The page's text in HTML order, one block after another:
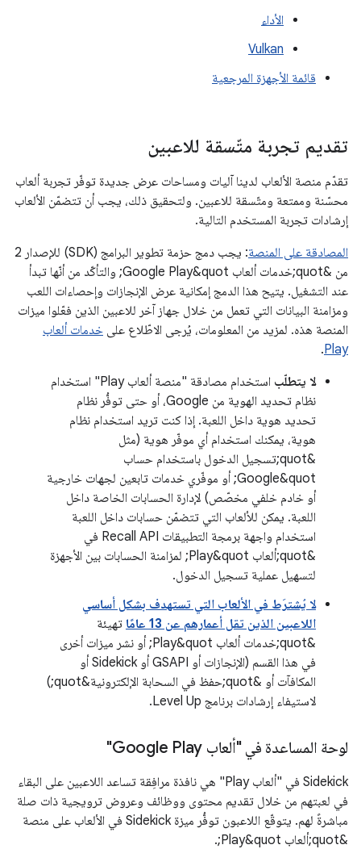
الأداء
Vulkan
قائمة الأجهزة المرجعية
تقديم تجربة متّسقة للاعبين
تقدّم منصة الألعاب لدينا آليات ومساحات عرض جديدة توفّر تجربة ألعاب
محسّنة وممتعة ومتّسقة للاعبين. ولتحقيق ذلك، يجب أن تتضمّن الألعاب
إرشادات تجربة المستخدم التالية.
المصادقة على المنصة
: يجب دمج حزمة تطوير البرامج (SDK) للإصدار 2
من &quot;خدمات ألعاب Google Play&quot; والتأكّد من أنّها تبدأ
عند التشغيل. يتيح هذا الدمج إمكانية عرض الإنجازات وإحصاءات اللعب
ومزامنة البيانات التي تعمل من خلال جهاز آخر للاعبين الذين فعّلوا ميزات
المنصة هذه. لمزيد من المعلومات، يُرجى الاطّلاع على خدمات ألعاب
Play
.
لا يتطلّب
استخدام مصادقة "منصة ألعاب Play" استخدام
نظام تحديد الهوية من Google، أو حتى توفُّر نظام
تحديد هوية داخل اللعبة. إذا كنت تريد استخدام نظام
هوية، يمكنك استخدام أي موفّر هوية (مثل
&quot;تسجيل الدخول باستخدام حساب
Google&quot; أو موفّري خدمات تابعين لجهات خارجية
أو خادم خلفي مخصّص) لإدارة الحسابات الخاصة داخل
اللعبة. يمكن للألعاب التي تتضمّن حسابات داخل اللعبة
استخدام واجهة برمجة التطبيقات Recall API في
&quot;ألعاب Play&quot; لمزامنة الحسابات بين الأجهزة
لتسهيل عملية تسجيل الدخول.
لا يُشترَط في الألعاب التي تستهدف بشكل أساسي
اللاعبين الذين تقل أعمارهم عن 13 عامًا
تهيئة
&quot;خدمات ألعاب Play&quot; أو نشر ميزات أخرى
في هذا القسم (الإنجازات أو GSAPI أو Sidekick أو
المكافآت أو &quot;حفظ في السحابة الإلكترونية&quot;)
لاستيفاء إرشادات برنامج Level Up.
لوحة المساعدة في "ألعاب Google Play"
‫Sidekick في "ألعاب Play" هي نافذة مرافِقة تساعد اللاعبين على البقاء
في لعبتهم من خلال تقديم محتوى ووظائف وعروض ترويجية ذات صلة
مباشرةً لهم. يتوقّع اللاعبون توفُّر ميزة Sidekick في الألعاب على منصة
&quot;ألعاب Play&quot;.